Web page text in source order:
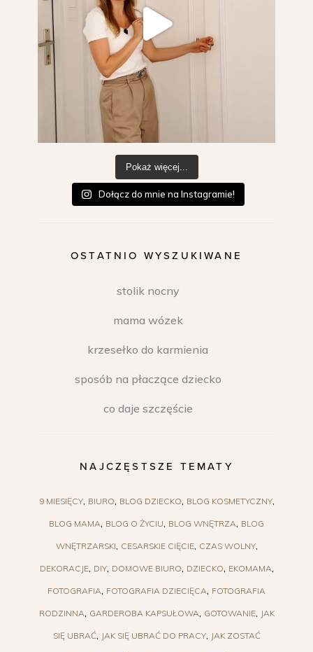
Pokaż więcej...
Dołącz do mnie na Instagramie!
OSTATNIO WYSZUKIWANE
stolik nocny
mama wózek
krzesełko do karmienia
sposób na płaczące dziecko
co daje szczęście
NAJCZĘSTSZE TEMATY
9 MIESIĘCY BIURO BLOG DZIECKO BLOG KOSMETYCZNY
BLOG MAMA BLOG O ŻYCIU BLOG WNĘTRZA BLOG
WNĘTRZARSKI CESARSKIE CIĘCIE CZAS WOLNY
DEKORACJE DIY DOMOWE BIURO DZIECKO EKOMAMA
FOTOGRAFIA FOTOGRAFIA DZIECIĘCA FOTOGRAFIA
RODZINNA GARDEROBA KAPSUŁOWA GOTOWANIE JAK
SIĘ UBRAĆ JAK SIĘ UBRAĆ DO PRACY JAK ZOSTAĆ